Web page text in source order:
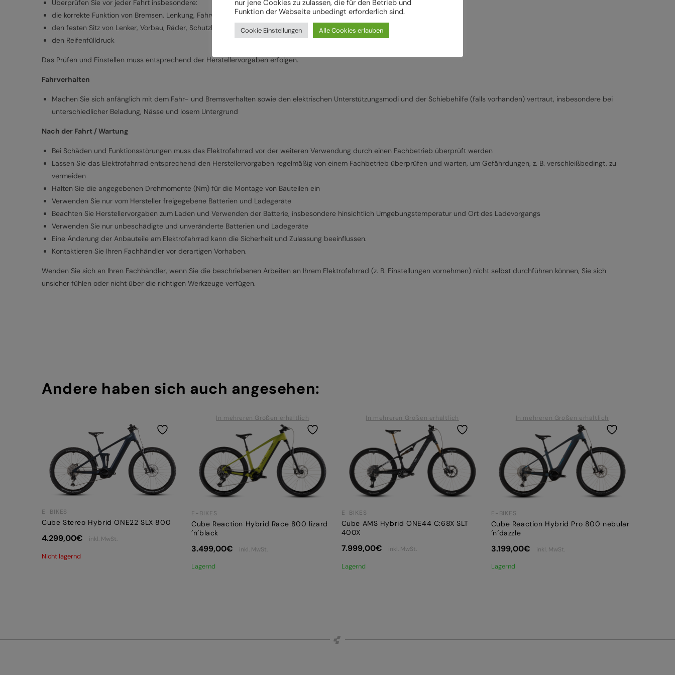
Überprüfen Sie vor jeder Fahrt insbesondere:
die korrekte Funktion von Bremsen, Lenkung, Fahrwerk und Beleuchtung,
den festen Sitz von Lenker, Vorbau, Räder, Schutzblech und Pedale sowie
den Reifenfülldruck
Das Prüfen und Einstellen muss entsprechend der Herstellervorgaben erfolgen.
Fahrverhalten
Machen Sie sich anfänglich mit dem Fahr- und Bremsverhalten sowie den elektrischen Unterstützungsmodi und der Schiebehilfe (falls vorhanden) vertraut, insbesondere bei
unterschiedlicher Beladung, Nässe und losem Untergrund
Nach der Fahrt / Wartung
Bei Schäden und Funktionsstörungen muss das Elektrofahrrad vor der weiteren Verwendung durch einen Fachbetrieb überprüft werden
Lassen Sie das Elektrofahrrad entsprechend den Herstellervorgaben regelmäßig von einem Fachbetrieb überprüfen und warten, um Gefährdungen, z. B. verschleißbedingt, zu
vermeiden
Halten Sie die angegebenen Drehmomente (Nm) für die Montage von Bauteilen ein
Verwenden Sie nur vom Hersteller freigegebene Batterien und Ladegeräte
Beachten Sie Herstellervorgaben zum Laden und Verwenden der Batterie, insbesondere hinsichtlich Umgebungstemperatur und Ort des Ladevorgangs
Verwenden Sie nur unbeschädigte und unveränderte Batterien und Ladegeräte
Eine Änderung der Anbauteile am Elektrofahrrad kann die Sicherheit und Zulassung beeinflussen.
Kontaktieren Sie Ihren Fachhändler vor derartigen Vorhaben.
Wenden Sie sich an Ihren Fachhändler, wenn Sie die beschriebenen Arbeiten an Ihrem Elektrofahrrad (z. B. Einstellungen vornehmen) nicht selbst durchführen können, Sie sich
unsicher fühlen oder nicht über die richtigen Werkzeuge verfügen.
Andere haben sich auch angesehen:
E-BIKES
Cube Stereo Hybrid ONE22 SLX 800
4.299,00€ inkl. MwSt.
Nicht lagernd
In mehreren Größen erhältlich
E-BIKES
Cube Reaction Hybrid Race 800 lizard
´n´black
3.499,00€ inkl. MwSt.
Lagernd
In mehreren Größen erhältlich
E-BIKES
Cube AMS Hybrid ONE44 C:68X SLT
400X
7.999,00€ inkl. MwSt.
Lagernd
In mehreren Größen erhältlich
E-BIKES
Cube Reaction Hybrid Pro 800 nebular
´n´dazzle
3.199,00€ inkl. MwSt.
Lagernd
nur jene Cookies zu zulassen, die für den Betrieb und
Funktion der Webseite unbedingt erforderlich sind.
Cookie Einstellungen Alle Cookies erlauben